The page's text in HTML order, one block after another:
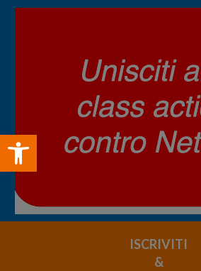
Open toolbar
ISCRIVITI
&